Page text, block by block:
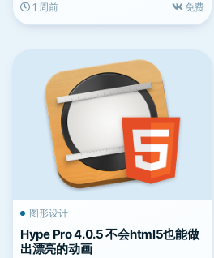
1 周前 免费
图形设计
Hype Pro 4.0.5 不会html5也能做
出漂亮的动画